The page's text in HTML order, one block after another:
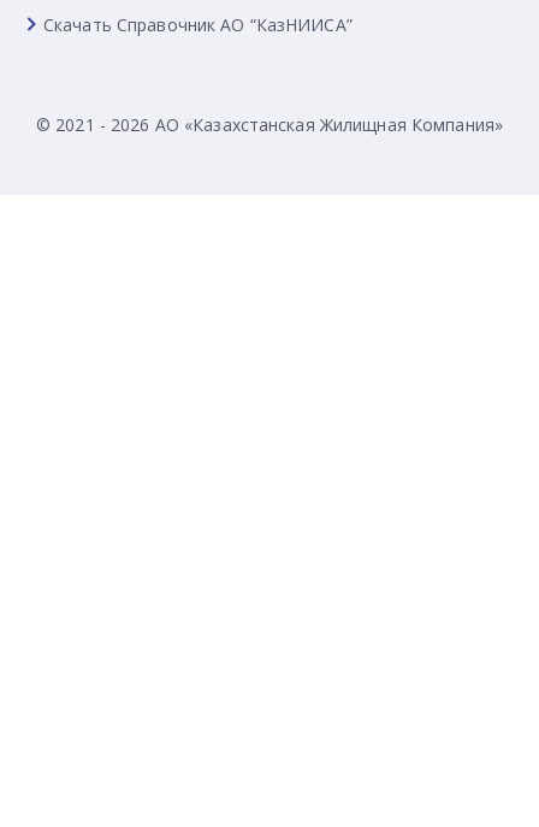
Скачать Справочник АО “КазНИИСА”
© 2021 - 2026 АО «Казахстанская Жилищная Компания»